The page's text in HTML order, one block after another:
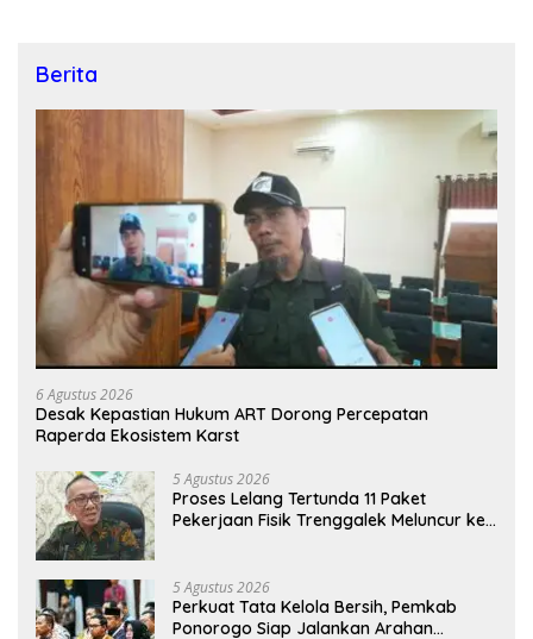
Berita
6 Agustus 2026
Desak Kepastian Hukum ART Dorong Percepatan
Raperda Ekosistem Karst
5 Agustus 2026
Proses Lelang Tertunda 11 Paket
Pekerjaan Fisik Trenggalek Meluncur ke
5 Agustus 2026
Perkuat Tata Kelola Bersih, Pemkab
Ponorogo Siap Jalankan Arahan